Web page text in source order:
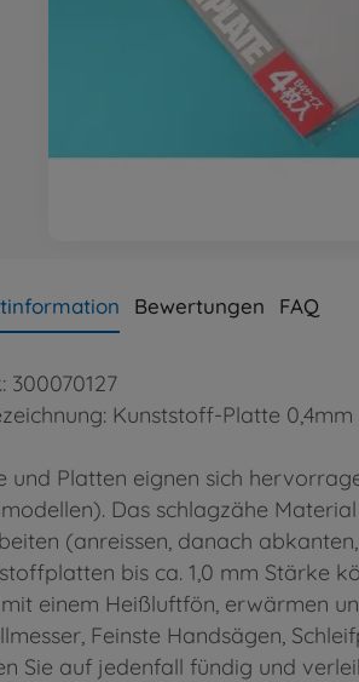
Bewertungen FAQ
300070127
Kunststoff-Platte
und Platten eignen sich
Das schlagzähe
(anreissen, danach
bis ca. 1,0 mm Stärke
einem Heißluftfön, erwärmen
Feinste Handsägen,
Sie auf jedenfall fündig und